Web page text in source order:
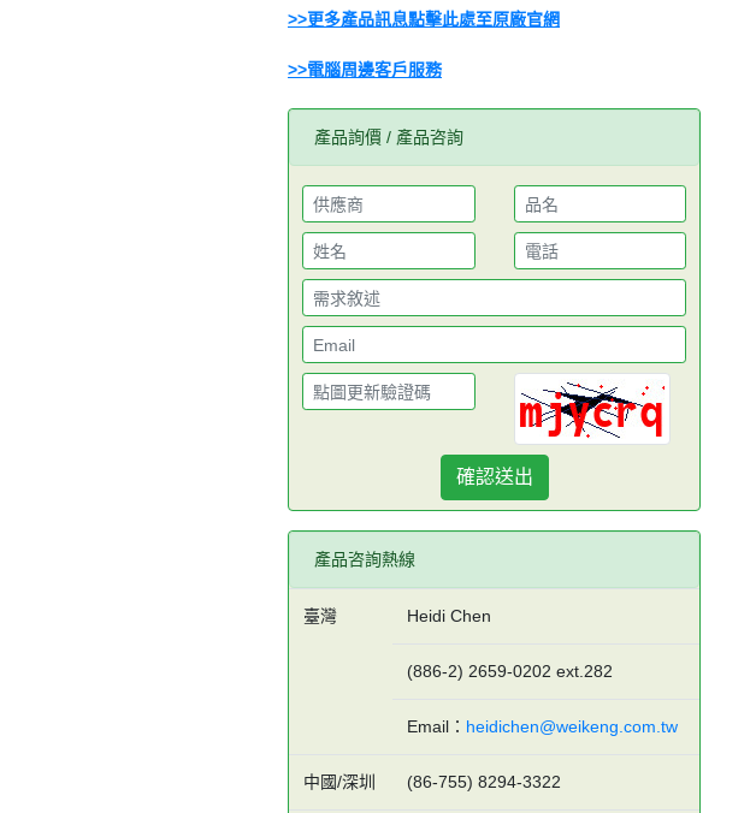
>>更多產品訊息點擊此處至原廠官網
>>電腦周邊客戶服務
產品詢價 / 產品咨詢
確認送出
產品咨詢熱線
臺灣 Heidi Chen
(886-2) 2659-0202 ext.282
Email： heidichen@weikeng.com.tw
中國/深圳 (86-755) 8294-3322